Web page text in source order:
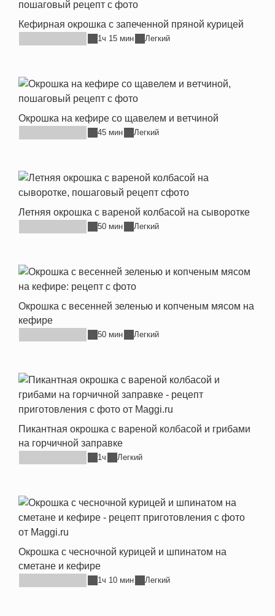
Кефирная окрошка с запеченной пряной курицей
1ч 15 мин Легкий
Окрошка на кефире со щавелем и ветчиной
45 мин Легкий
Летняя окрошка с вареной колбасой на сыворотке
50 мин Легкий
Окрошка с весенней зеленью и копченым мясом на
кефире
50 мин Легкий
Пикантная окрошка с вареной колбасой и грибами
на горчичной заправке
1ч Легкий
Окрошка с чесночной курицей и шпинатом на
сметане и кефире
1ч 10 мин Легкий